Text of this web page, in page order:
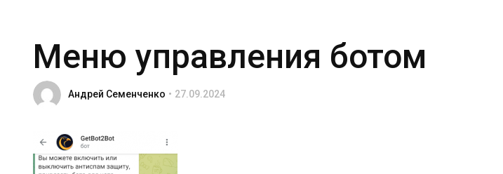
Меню управления ботом
Андрей Семенченко 27.09.2024